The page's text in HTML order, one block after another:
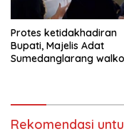
Protes ketidakhadiran
Bupati, Majelis Adat
Sumedanglarang
Rekomendasi